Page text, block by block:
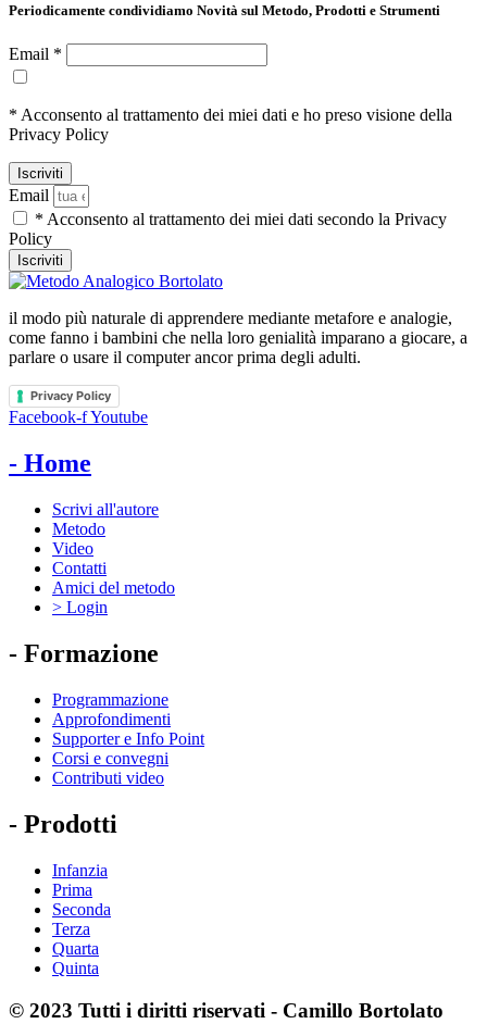
Periodicamente condividiamo Novità sul Metodo, Prodotti e Strumenti
Email *
* Acconsento al trattamento dei miei dati e ho preso visione della
Privacy Policy
Email
* Acconsento al trattamento dei miei dati secondo la Privacy
Policy
Iscriviti
il modo più naturale di apprendere mediante metafore e analogie,
come fanno i bambini che nella loro genialità imparano a giocare, a
parlare o usare il computer ancor prima degli adulti.
Privacy Policy
Facebook-fYoutube
- Home
Scrivi all'autore
Metodo
Video
Contatti
Amici del metodo
> Login
- Formazione
Programmazione
Approfondimenti
Supporter e Info Point
Corsi e convegni
Contributi video
- Prodotti
Infanzia
Prima
Seconda
Terza
Quarta
Quinta
© 2023 Tutti i diritti riservati - Camillo Bortolato